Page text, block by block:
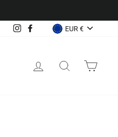
Instagram
FacebookVALUTA
EUR €
ACCEDICERCA